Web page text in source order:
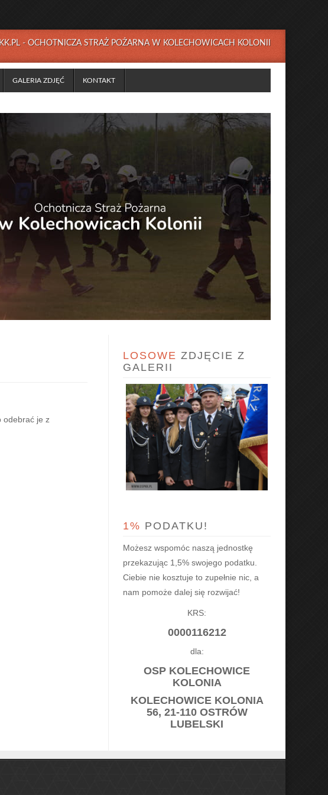
- OCHOTNICZA STRAŻ POŻARNA W KOLECHOWICACH KOLONII
GALERIA ZDJĘĆ KONTAKT
odebrać je z
LOSOWE ZDJĘCIE Z
GALERII
1% PODATKU!
Możesz wspomóc naszą jednostkę
przekazując 1,5% swojego podatku.
Ciebie nie kosztuje to zupełnie nic, a
nam pomoże dalej się rozwijać!
KRS:
0000116212
dla:
OSP KOLECHOWICE
KOLONIA
KOLECHOWICE KOLONIA
56, 21-110 OSTRÓW
LUBELSKI